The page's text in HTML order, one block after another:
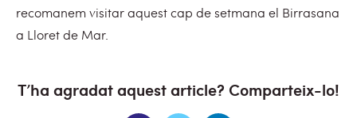
recomanem visitar aquest cap de setmana el Birrasana
a Lloret de Mar.
T’ha agradat aquest article? Comparteix-lo!